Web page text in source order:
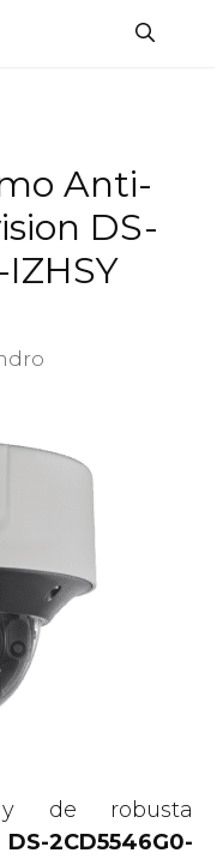
Anti-
DS-
de robusta
DS-2CD5546G0-